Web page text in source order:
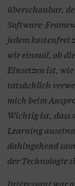
überschaubar,
Software-
jedem kostenfrei
wir einmal, ob
Einsetzen ist,
tatsächlich
mich beim
Wichtig ist, dass
Learning
dahingehend
der Technologie
Interessant war